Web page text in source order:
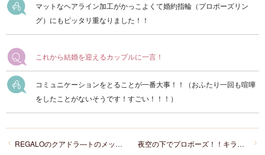
マットなヘアライン加工がかっこよくて婚約指輪（プロポーズリン
グ）にもピッタリ重なりました！！
これから結婚を迎えるカップルに一言！
コミュニケーションをとることが一番大事！！（おふたり一回も喧嘩
をしたことがないそうです！すごい！！！）
夜空の下でプロポーズ！！キラキラダイヤモンドのセットリング
REGALOのクアドラ―トのメッセージ入り結婚指輪がオシャレ！！